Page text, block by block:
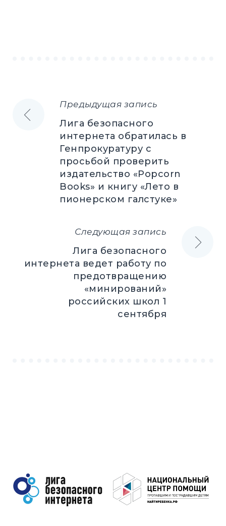
Навигация
записям
Предыдущая запись
Лига безопасного
интернета обратилась в
Генпрокуратуру с
просьбой проверить
издательство «Popcorn
Books» и книгу «Лето в
пионерском галстуке»
Следующая запись
Лига безопасного
интернета ведет работу по
предотвращению
«минирований»
российских школ 1
сентября